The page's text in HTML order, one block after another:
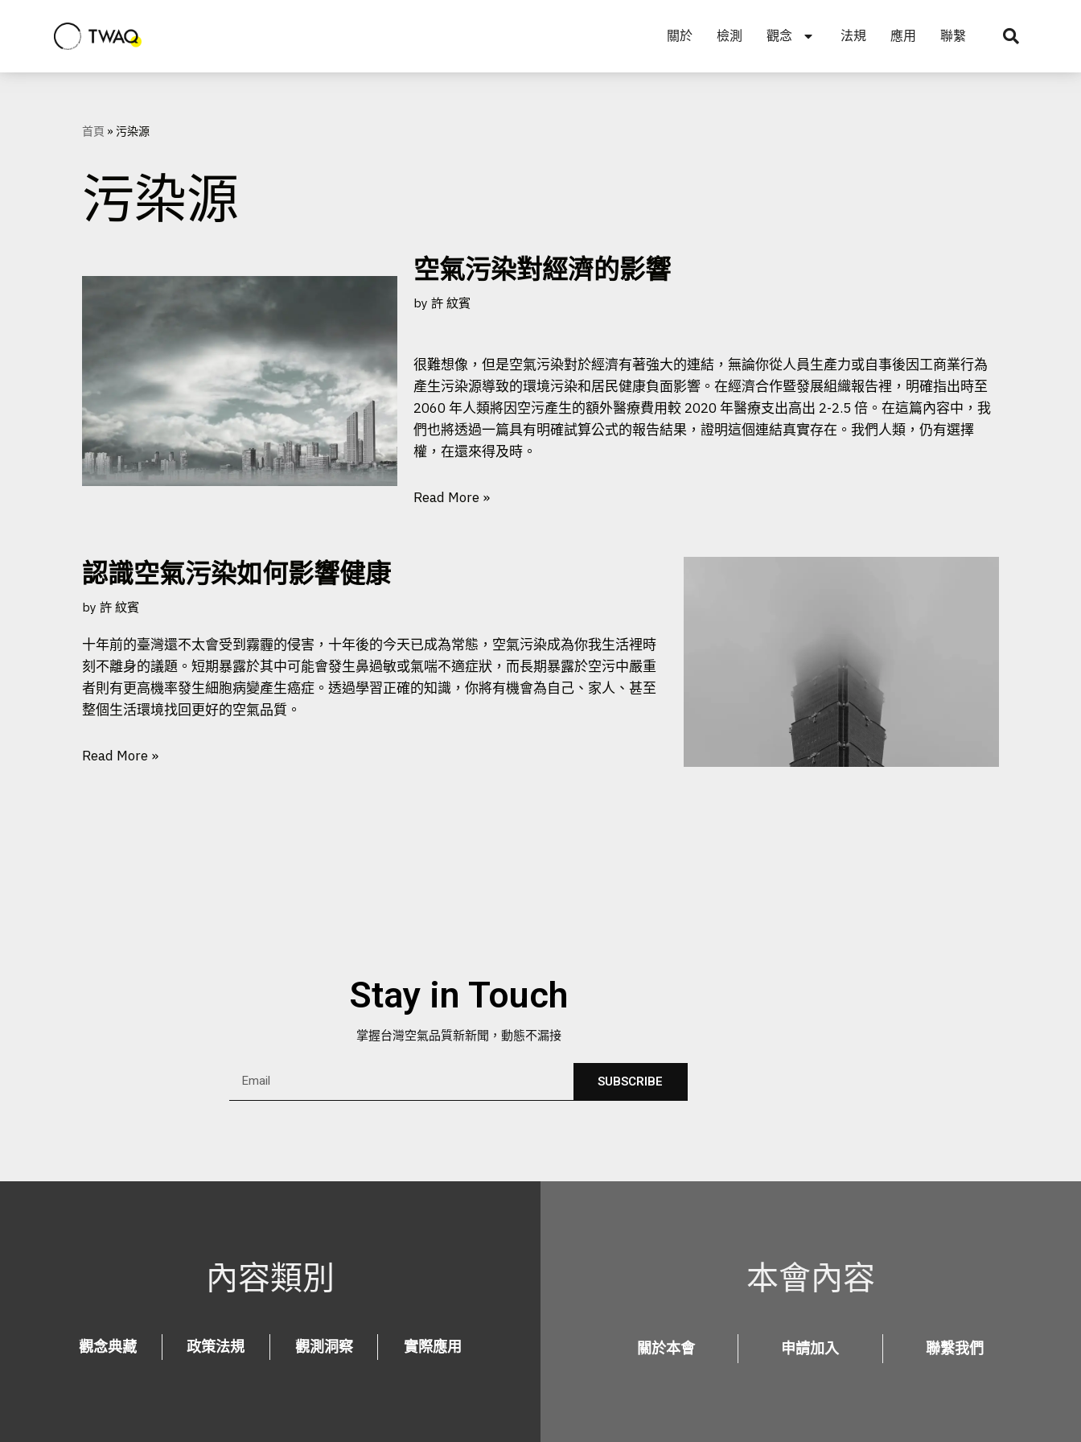
關於 檢測 觀念 法規 應用 聯繫
首頁 » 污染源
污染源
空氣污染對經濟的影響
by 許 紋賓
很難想像，但是空氣污染對於經濟有著強大的連結，無論你從人員生產力或自事後因工商業行為
產生污染源導致的環境污染和居民健康負面影響。在經濟合作暨發展組織報告裡，明確指出時至
2060 年人類將因空污產生的額外醫療費用較 2020 年醫療支出高出 2-2.5 倍。在這篇內容中，我
們也將透過一篇具有明確試算公式的報告結果，證明這個連結真實存在。我們人類，仍有選擇
權，在還來得及時。
Read More »
認識空氣污染如何影響健康
by 許 紋賓
十年前的臺灣還不太會受到霧霾的侵害，十年後的今天已成為常態，空氣污染成為你我生活裡時
刻不離身的議題。短期暴露於其中可能會發生鼻過敏或氣喘不適症狀，而長期暴露於空污中嚴重
者則有更高機率發生細胞病變產生癌症。透過學習正確的知識，你將有機會為自己、家人、甚至
整個生活環境找回更好的空氣品質。
Read More »
Stay in Touch
掌握台灣空氣品質新新聞，動態不漏接
SUBSCRIBE
內容類別
觀念典藏 政策法規 觀測洞察 實際應用
本會內容
關於本會 申請加入 聯繫我們